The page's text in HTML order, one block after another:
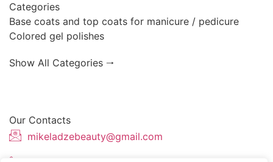
Categories
Base coats and top coats for manicure / pedicure
Colored gel polishes
Show All Categories 🠂
Our Contacts
mikeladzebeauty@gmail.com